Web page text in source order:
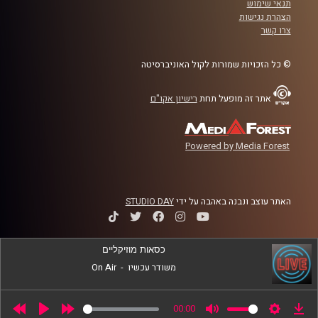
קרדיט תמונות:
תנאי שימוש
הצהרת נגישות
צרו קשר
© כל הזכויות שמורות לקול האוניברסיטה
אתר זה מופעל תחת רישיון אקו"ם
Powered by Media Forest
האתר עוצב ונבנה באהבה על ידיSTUDIO DAY
00:00
כסאות מוזיקליים
משודר עכשיו -
On Air